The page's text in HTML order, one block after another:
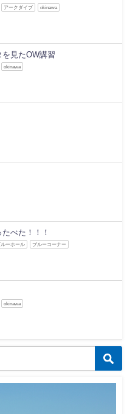
アークダイブ okinawa
見たOW講習
okinawa
べた！！！
ルーホール ブルーコーナー
okinawa